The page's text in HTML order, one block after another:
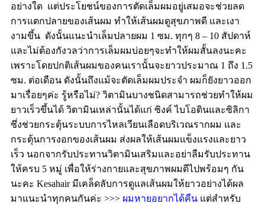
อย่างใด แต่ประโยชน์ของการตัดเล็มผมอยู่เสมอจะช่วยลด
การแตกปลายของเส้นผม ทำให้เส้นผมดูสุขภาพดี และเงา
งามขึ้น ดังนั้นแนะนำเล็มปลายผม 1 ซม. ทุกๆ 8 – 10 สัปดาห์
และไม่ต้องกังวลว่าการเล็มผมบ่อยๆจะทำให้ผมสั้นลงนะคะ
เพราะโดยปกติเส้นผมของคนเรานั้นจะยาวประมาณ 1 ถึง 1.5
ซม. ต่อเดือน ดังนั้นถึงแม้จะตัดเล็มผมประจำ ผมก็ยังยาวออก
มาเรื่อยๆค่ะ รู้หรือไม่? วิตามินบางชนิดสามารถช่วยทำให้ผม
ยาวเร็วขึ้นได้ วิตามินเหล่านั้นได้แก่ ซิงค์ ไบโอตินและซิลิกา
ซึ่งช่วยกระตุ้นระบบการไหลเวียนเลือดบริเวณรากผม และ
กระตุ้นการงอกของเส้นผม ส่งผลให้เส้นผมแข็งแรงและยาว
เร็ว นอกจากรับประทานวิตามินเสริมและอย่าลืมรับประทาน
ให้ครบ 5 หมู่ เพื่อให้ร่างกายและสุขภาพผมดีไปพร้อมๆ กัน
นะคะ Kesahair มีเคล็ดลับการดูแลเส้นผมให้ยาวอย่างได้ผล
มาแนะนำทุกคนกันค่ะ >>> ผมหายอยากได้คืน แต่สำหรับ